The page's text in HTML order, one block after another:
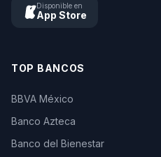
Disponible en
App Store
TOP BANCOS
BBVA México
Banco Azteca
Banco del Bienestar